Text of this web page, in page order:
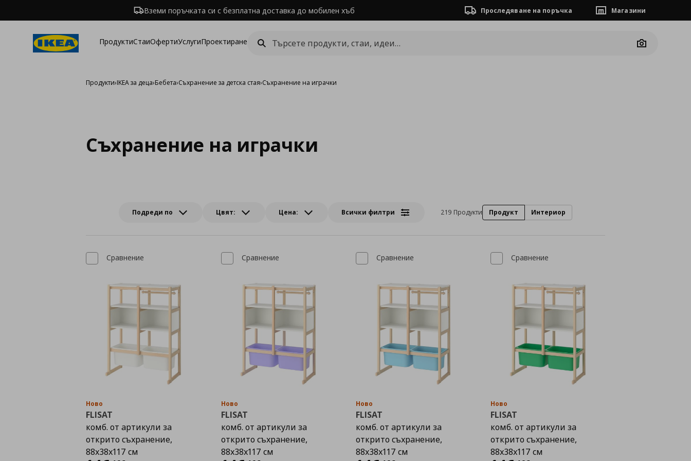
Вземи поръчката си с безплатна доставка до мобилен хъб Проследяване на поръчка Магазини
ПродуктиСтаиОфертиУслугиПроектиране
Camera
Продукти›IKEA за деца›Бебета›Съхранение за детска стая›Съхранение на играчки
Съхранение на играчки
Подреди по Цвят: Цена: Всички филтри 219 Продукти Продукт Интериор
Сравнение
Ново
FLISAT
комб. от артикули за
открито съхранение,
88x38x117 см
Сравнение
Ново
FLISAT
комб. от артикули за
открито съхранение,
88x38x117 см
Сравнение
Ново
FLISAT
комб. от артикули за
открито съхранение,
88x38x117 см
Сравнение
Ново
FLISAT
комб. от артикули за
открито съхранение,
88x38x117 см